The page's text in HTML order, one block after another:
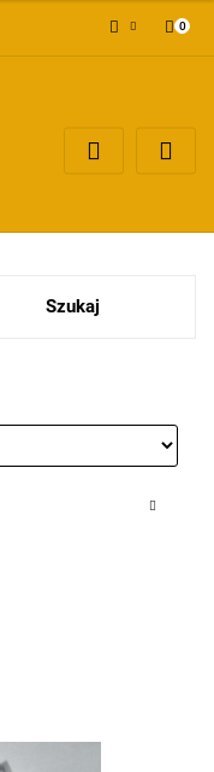
Dodaj zgłoszenie
0
Szukaj